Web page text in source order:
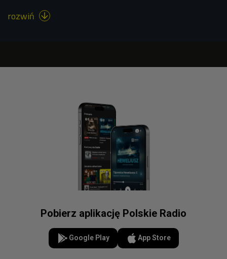
rozwiń 
Pobierz aplikację Polskie Radio
Google Play App Store